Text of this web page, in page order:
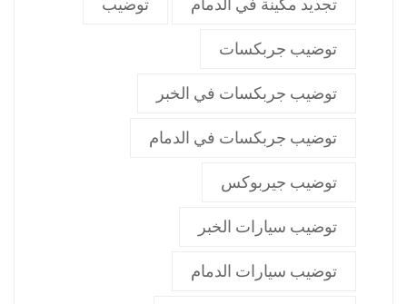
توضيب جربكسات
توضيب جربكسات في الخبر
توضيب جربكسات في الدمام
توضيب جيربوكس
توضيب سيارات الخبر
توضيب سيارات الدمام